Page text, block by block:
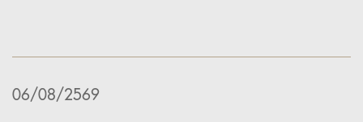
06/08/2569